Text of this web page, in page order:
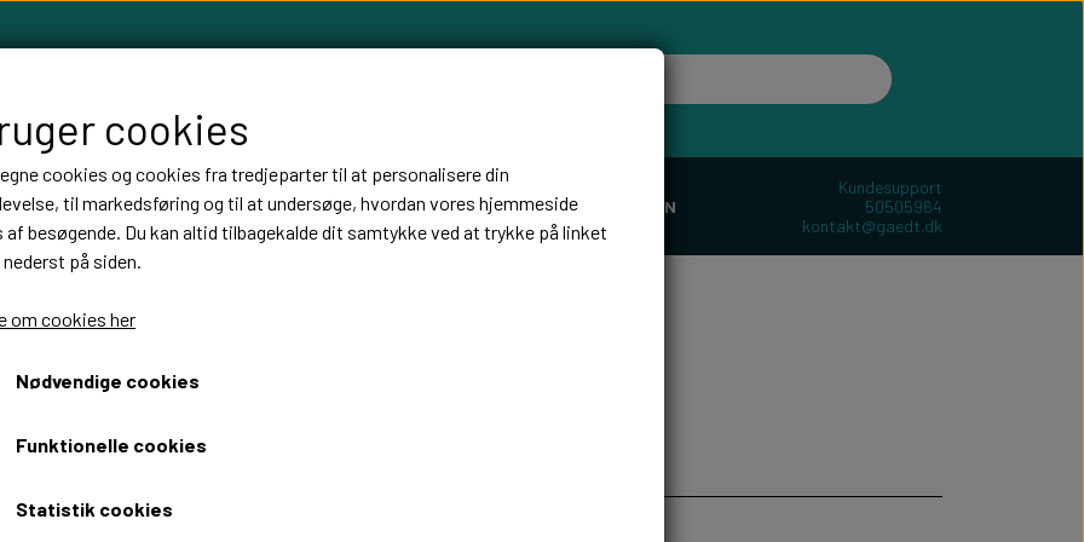
TREE FIGURER FABLEWOOD HØJTIDER BALLONER BOLIGEN
Kundesupport
50505964
kontakt@gaedt.dk
Velkomstskilte til konfirmationen
Velkomst skilt med foto
Fra 199,00 DKK
cookies
cookies og cookies fra tredjeparter til at personalisere din
til markedsføring og til at undersøge, hvordan vores hjemmeside
af besøgende. Du kan altid tilbagekalde dit samtykke ved at trykke på linket
på siden.
om cookies her
Nødvendige cookies
Funktionelle cookies
Statistik cookies